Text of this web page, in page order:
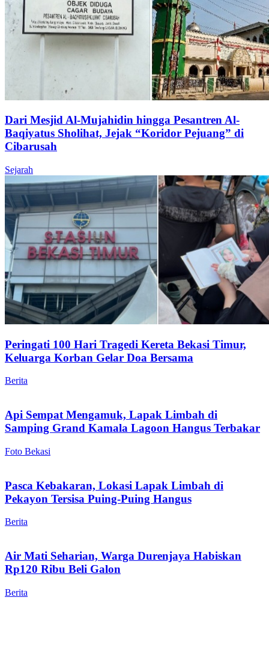
Dari Mesjid Al-Mujahidin hingga Pesantren Al-
Baqiyatus Sholihat, Jejak “Koridor Pejuang” di
Cibarusah
Sejarah
Peringati 100 Hari Tragedi Kereta Bekasi Timur,
Keluarga Korban Gelar Doa Bersama
Berita
Api Sempat Mengamuk, Lapak Limbah di
Samping Grand Kamala Lagoon Hangus Terbakar
Foto Bekasi
Pasca Kebakaran, Lokasi Lapak Limbah di
Pekayon Tersisa Puing-Puing Hangus
Berita
Air Mati Seharian, Warga Durenjaya Habiskan
Rp120 Ribu Beli Galon
Berita